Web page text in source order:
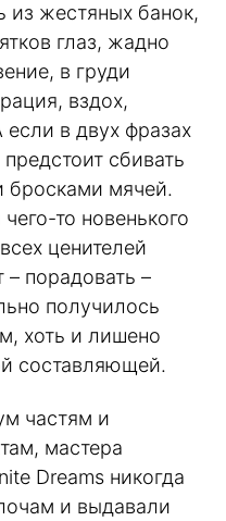
из жестяных банок,
глаз, жадно
в груди
вздох,
в двух фразах
сбивать
бросками мячей.
то новенького
ценителей
порадовать –
получилось
хоть и лишено
составляющей.
частям и
мастера
Dreams никогда
и выдавали